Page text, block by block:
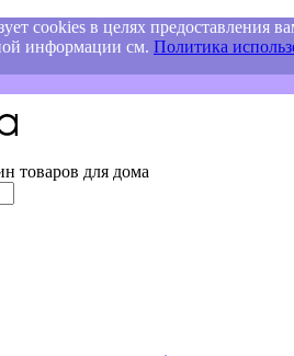
cookies в целях предоставления
информации см. Политика
товаров для дома